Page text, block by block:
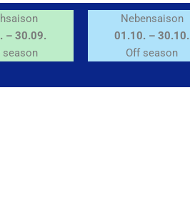
– 30.09.
season
Nebensaison
01.10. – 30.10.
Off season